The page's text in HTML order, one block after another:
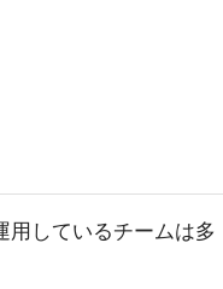
しているチームは多